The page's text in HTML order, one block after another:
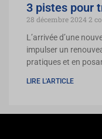
3 pistes pour
28 décembre 20242
L’arrivée d’une
impulser un
pratiques et en
LIRE L'ARTICLE